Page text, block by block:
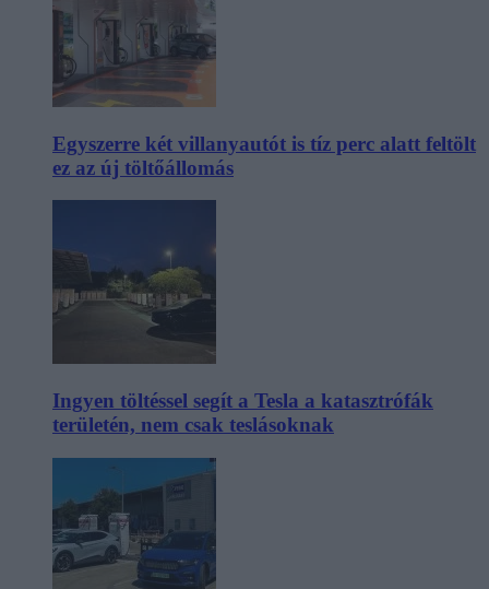
Egyszerre két villanyautót is tíz perc alatt feltölt
ez az új töltőállomás
Ingyen töltéssel segít a Tesla a katasztrófák
területén, nem csak teslásoknak